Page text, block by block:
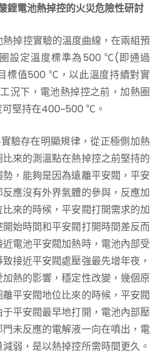
鋰電池熱掉控的火災危險性研討
熱掉控實驗的溫度曲線，在兩組預
設定溫度標準為500 ℃(即通過
標值500 ℃，以此溫度持續對實
況下，電池熱掉控之前，加熱圈
可堅持在400~500 ℃。
驗存在明顯規律，從正極側加熱
來的測溫點在熱掉控之前堅持的
，能夠是因為遠離平安閥，平安
應沒有外界氣體的參與，反應加
來的時候，平安閥打開需求的加
始時間和平安閥打開時間差反而
電池平安閥加熱時，電池內部受
接近平安閥處壓強最先增年夜，
熱的影響，穩定性改變，幾個原
平安閥地位比來的時候，平安閥
平安閥最早地打開，電池內部壓
未反應的電解液一向在噴出，電
弱，是以熱掉控所需時間更久。